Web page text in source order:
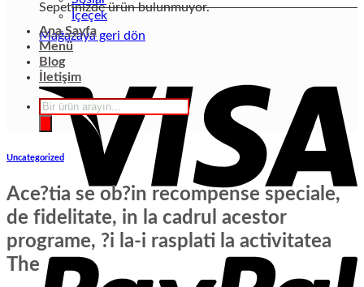
Sepetinizde ürün bulunmuyor.
Mağazaya geri dön
İçeçek
Ana Sayfa
Menü
Blog
İletişim
Products
search
Uncategorized
Ace?tia se ob?in recompense speciale,
de fidelitate, in la cadrul acestor
programe, ?i la-i rasplati la activitatea
The